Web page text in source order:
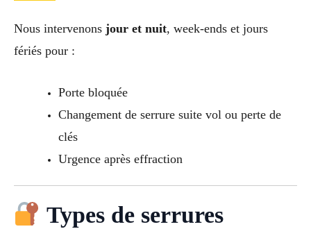
Nous intervenons jour et nuit, week-ends et jours
fériés pour :
Porte bloquée
Changement de serrure suite vol ou perte de
clés
Urgence après effraction
Types de serrures